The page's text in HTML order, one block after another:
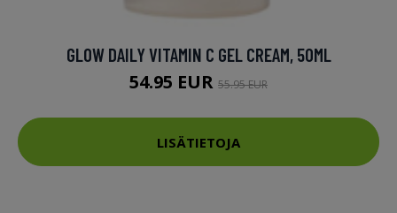
GLOW DAILY VITAMIN C GEL CREAM, 50ML
54.95 EUR 55.95 EUR
LISÄTIETOJA